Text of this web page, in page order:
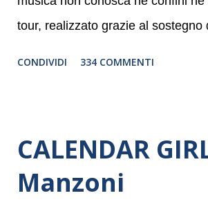
tour, realizzato grazie al
Filarmonico per il festival
anno consecutivo. Il pubblico
CONDIVIDI 334 COMMENTI
CALENDAR
Manzoni